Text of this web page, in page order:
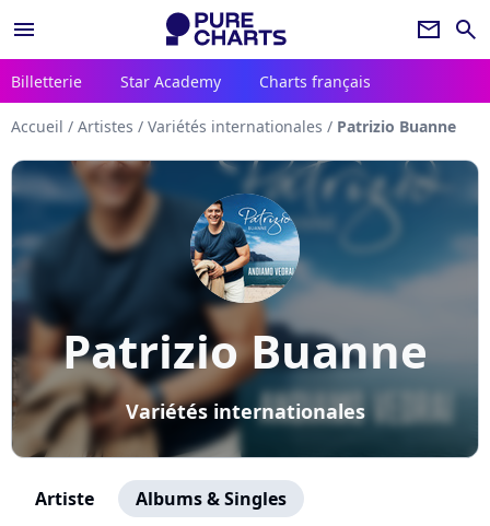
menu newsletter search
Billetterie Star Academy Charts français
Accueil / Artistes / Variétés internationales / Patrizio Buanne
Patrizio Buanne
Variétés internationales
Artiste Albums & Singles